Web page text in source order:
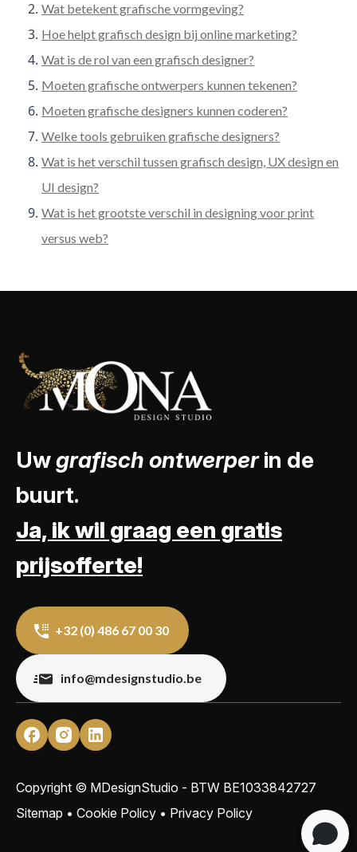
Wat betekent grafische vormgeving?
Hoe helpt grafisch design bij online marketing?
Wat is de rol van een grafisch designer?
Moeten grafische ontwerpers kunnen tekenen?
Moeten grafische designers kunnen coderen?
Welke tools gebruiken grafische designers?
Wat is het verschil tussen grafisch design, UX design en
UI design?
Wat is het grootste verschil in designing voor print
versus web?
Uwgrafisch ontwerperin de
buurt.
Ja, ik wil graag een gratis
prijsofferte!
+32 (0) 486 67 00 30
info@mdesignstudio.be
Copyright © MDesignStudio - BTW BE1033842727
Sitemap • Cookie Policy • Privacy Policy